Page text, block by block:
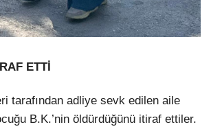
ETTİ
tarafından adliye sevk edilen aile
B.K.’nin öldürdüğünü itiraf ettiler.